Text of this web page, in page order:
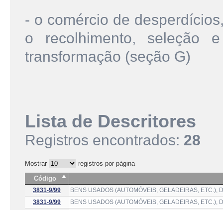
- o comércio de
o recolhimento, seleção
transformação (seção G)
Lista de Descritores
Registros encontrados: 28
Mostrar
registros por página
Código
3831-9/99
BENS USADOS (AUTOMÓVEIS, GELADEIRAS, ETC.),
3831-9/99
BENS USADOS (AUTOMÓVEIS, GELADEIRAS, ETC.),